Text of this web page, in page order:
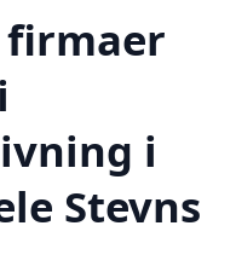
firmaer
i
Stevns